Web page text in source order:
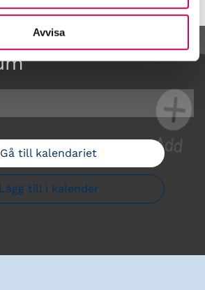
Avvisa
Gå till kalendariet
Lägg till i kalender